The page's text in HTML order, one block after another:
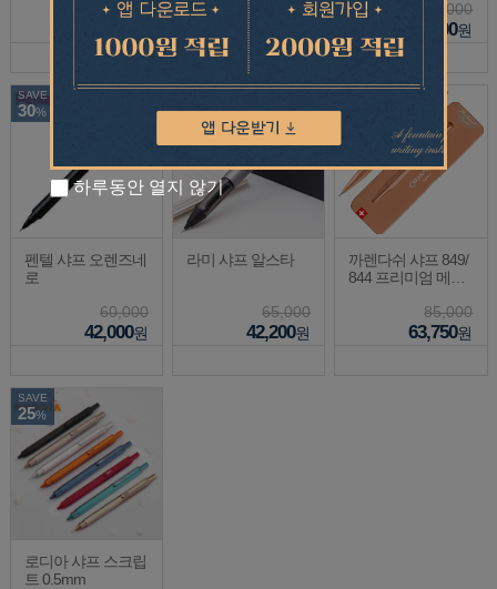
126,000 65,000
48,750
68,000
34,000원
SAVE
30%
펜텔 샤프 오렌즈네
로
60,000
42,000원
35%
라미 샤프 알스타
65,000
42,200원
까렌다쉬 샤프 849/
844 프리미엄 메탈
85,000
63,750원
SAVE
25%
로디아 샤프 스크립
트 0.5mm
하루동안 열지 않기